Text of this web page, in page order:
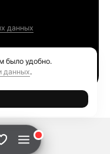
данных
было удобно.
данных.